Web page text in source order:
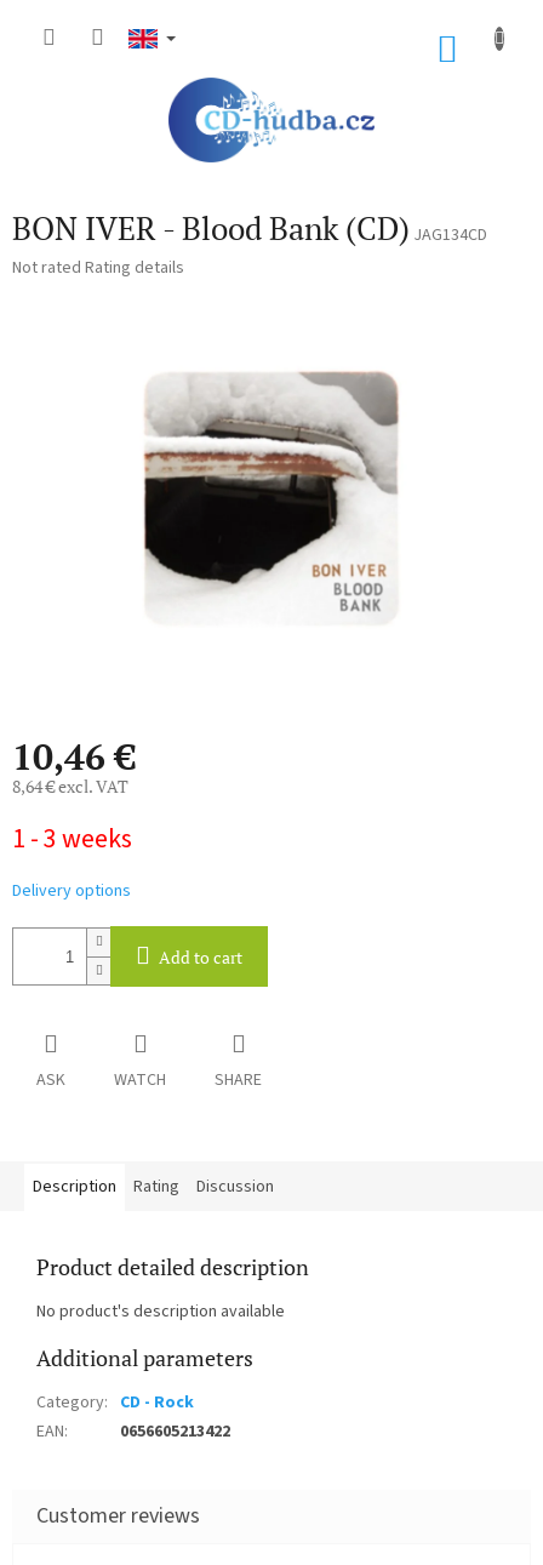
BON IVER - Blood Bank (CD) JAG134CD
The
Not rated Rating details
10,46 €
8,64 € excl. VAT
price:
1 - 3 weeks
Delivery options
Add to cart
ASK WATCH SHARE
Description Rating Discussion
Product detailed description
No product's description available
Additional parameters
Category: CD - Rock
EAN: 0656605213422